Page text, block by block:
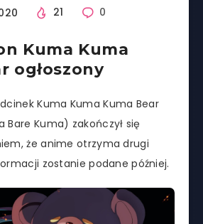
21 0
Kuma Kuma
ogłoszony
Kuma Kuma Kuma Bear
Bare Kuma) zakończył się
że anime otrzyma drugi
zostanie podane później.